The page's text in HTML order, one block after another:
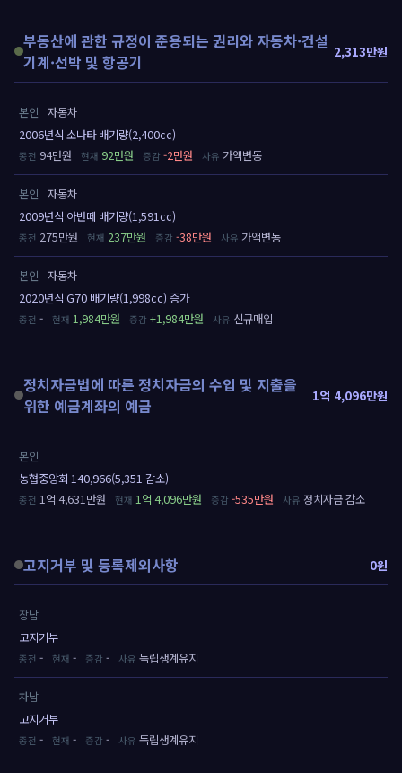
부동산에 관한 규정이 준용되는 권리와 자동차·건설
기계·선박 및 항공기
2,313만원
본인
자동차
2006년식 소나타 배기량(2,400cc)
94만원
92만원 -2만원 가액변동
본인
자동차
2009년식 아반떼 배기량(1,591cc)
275만원
237만원 -38만원 가액변동
본인
자동차
2020년식 G70 배기량(1,998cc) 증가
-
1,984만원 +1,984만원 신규매입
정치자금법에 따른 정치자금의 수입 및 지출을
위한 예금계좌의 예금
1억 4,096만원
본인
농협중앙회 140,966(5,351 감소)
1억 4,631만원
1억 4,096만원 -535만원 정치자금 감소
고지거부 및 등록제외사항 0원
장남
고지거부
-
- - 독립생계유지
차남
고지거부
-
- - 독립생계유지